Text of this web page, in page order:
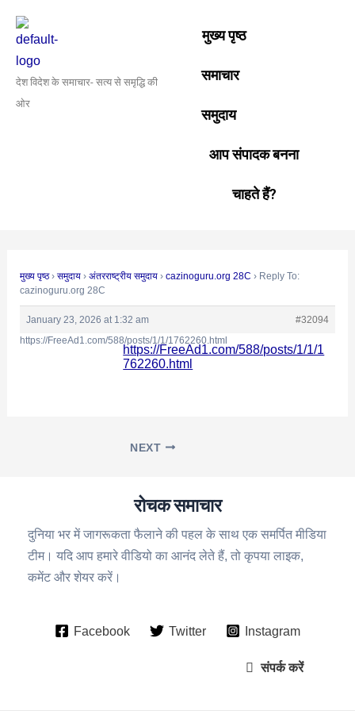
content
देश विदेश के समाचार- सत्य से समृद्धि की
ओर
मुख्य पृष्ठ
समाचार
समुदाय
आप संपादक बनना
चाहते हैं?
मुख्य पृष्ठ › समुदाय › अंतरराष्ट्रीय समुदाय › cazinoguru.org 28C › Reply To:
cazinoguru.org 28C
January 23, 2026 at 1:32 am
#32094
https://FreeAd1.com/588/posts/1/1/1762260.html
https://FreeAd1.com/588/posts/1/1/1
762260.html
navigation
NEXT
रोचक समाचार
दुनिया भर में जागरूकता फैलाने की पहल के साथ एक समर्पित मीडिया
टीम। यदि आप हमारे वीडियो का आनंद लेते हैं, तो कृपया लाइक,
कमेंट और शेयर करें।
Facebook Twitter Instagram
संपर्क करें